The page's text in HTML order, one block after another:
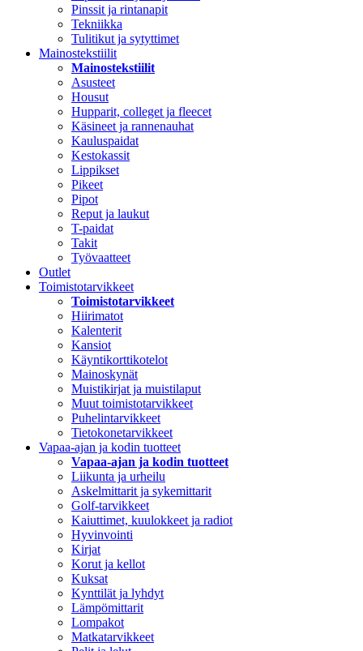
Pinssit ja rintanapit
Tekniikka
Tulitikut ja sytyttimet
Mainostekstiilit
Mainostekstiilit
Asusteet
Housut
Hupparit, colleget ja fleecet
Käsineet ja rannenauhat
Kauluspaidat
Kestokassit
Lippikset
Pikeet
Pipot
Reput ja laukut
T-paidat
Takit
Työvaatteet
Outlet
Toimistotarvikkeet
Toimistotarvikkeet
Hiirimatot
Kalenterit
Kansiot
Käyntikorttikotelot
Mainoskynät
Muistikirjat ja muistilaput
Muut toimistotarvikkeet
Puhelintarvikkeet
Tietokonetarvikkeet
Vapaa-ajan ja kodin tuotteet
Vapaa-ajan ja kodin tuotteet
Liikunta ja urheilu
Askelmittarit ja sykemittarit
Golf-tarvikkeet
Kaiuttimet, kuulokkeet ja radiot
Hyvinvointi
Kirjat
Korut ja kellot
Kuksat
Kynttilät ja lyhdyt
Lämpömittarit
Lompakot
Matkatarvikkeet